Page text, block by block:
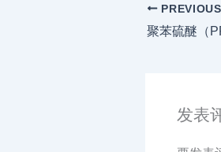
PREVIOUS
发表